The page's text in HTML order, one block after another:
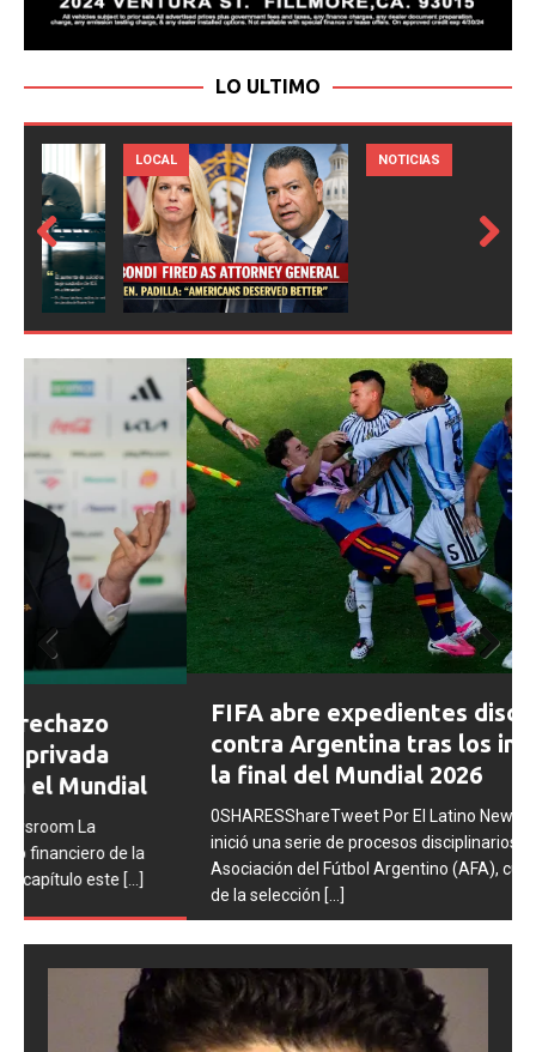
LO ULTIMO
LOCAL NOTICIAS
Prev
ious
FIFA abre expedientes disciplinarios
contra Argentina tras los incidentes en
la final del Mundial 2026
0SHARESShareTweet Por El Latino Newsroom La FIFA
inició una serie de procesos disciplinarios contra la
Asociación del Fútbol Argentino (AFA), cuatro integrantes
de la selección
Prev
ious